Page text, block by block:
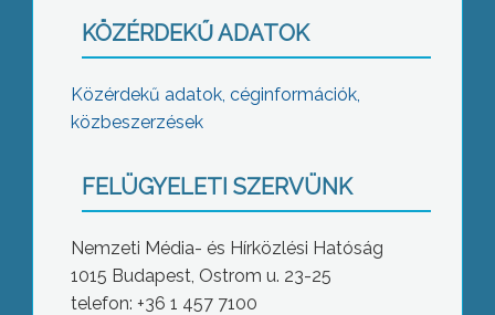
KÖZÉRDEKŰ ADATOK
Közérdekű adatok, céginformációk,
közbeszerzések
FELÜGYELETI SZERVÜNK
Nemzeti Média- és Hírközlési Hatóság
1015 Budapest, Ostrom u. 23-25
telefon: +36 1 457 7100